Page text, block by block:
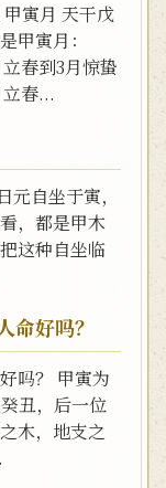
寅月 天干戊
甲寅月：
春到3月惊蛰
春...
自坐于寅，
，都是甲木
这种自坐临
命好吗？
吗？ 甲寅为
丑，后一位
木，地支之